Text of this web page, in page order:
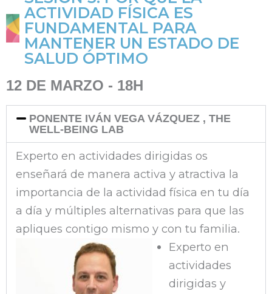
ACTIVIDAD FÍSICA ES
FUNDAMENTAL PARA
MANTENER UN ESTADO DE
SALUD ÓPTIMO
12 DE MARZO - 18H
PONENTE IVÁN VEGA VÁZQUEZ , THE
WELL-BEING LAB
Experto en actividades dirigidas os
enseñará de manera activa y atractiva la
importancia de la actividad física en tu día
a día y múltiples alternativas para que las
apliques contigo mismo y con tu familia.
Experto en
actividades
dirigidas y